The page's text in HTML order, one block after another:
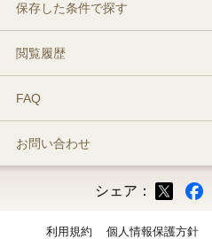
保存した条件で探す
閲覧履歴
FAQ
お問い合わせ
シェア：
利用規約 個人情報保護方針